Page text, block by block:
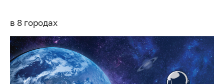
в 8 городах